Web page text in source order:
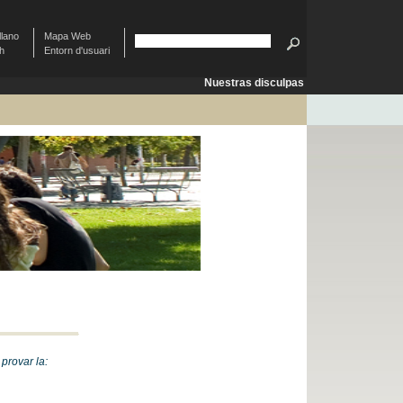
Mapa Web
Entorn d'usuari
Nuestras disculpas
la: